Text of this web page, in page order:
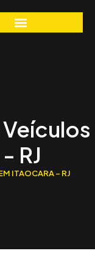
RJ
ITAOCARA – RJ